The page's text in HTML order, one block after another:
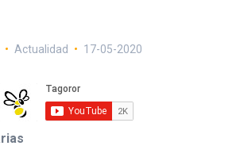
Actualidad 17-05-2020